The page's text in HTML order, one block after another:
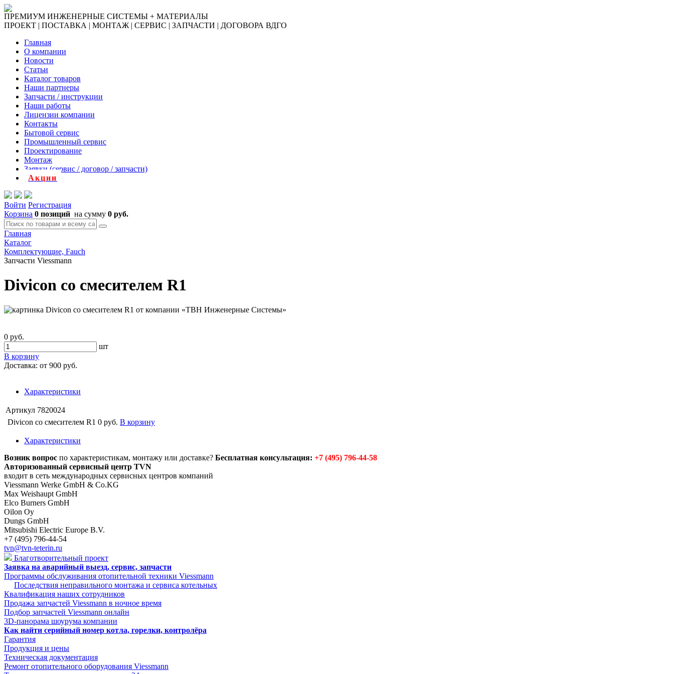
ПРЕМИУМ ИНЖЕНЕРНЫЕ СИСТЕМЫ + МАТЕРИАЛЫ
ПРОЕКТ | ПОСТАВКА | МОНТАЖ | СЕРВИС | ЗАПЧАСТИ | ДОГОВОРА ВДГО
Главная
О компании
Новости
Статьи
Каталог товаров
Наши партнеры
Запчасти / инструкции
Наши работы
Лицензии компании
Контакты
Бытовой сервис
Промышленный сервис
Проектирование
Монтаж
Заявки (сервис / договор / запчасти)
Акции
Войти Регистрация
Корзина 0 позиций на сумму 0 руб.
Главная
Каталог
Комплектующие, Fauch
Запчасти Viessmann
Divicon со смесителем R1
0 руб.
шт
В корзину
Доставка: от 900 руб.
Характеристики
Артикул 7820024
Divicon со смесителем R1 0 руб. В корзину
Характеристики
Возник вопрос по характеристикам, монтажу или доставке? Бесплатная консультация: +7 (495) 796-44-58
Авторизованный сервисный центр TVN
входит в сеть международных сервисных центров компаний
Viessmann Werke GmbH & Co.KG
Max Weishaupt GmbH
Elco Burners GmbH
Oilon Oy
Dungs GmbH
Mitsubishi Electric Europe B.V.
+7 (495) 796-44-54
tvn@tvn-teterin.ru
Благотворительный проект
Заявка на аварийный выезд, сервис, запчасти
Программы обслуживания отопительной техники Viessmann
Последствия неправильного монтажа и сервиса котельных
Квалификация наших сотрудников
Продажа запчастей Viessmann в ночное время
Подбор запчастей Viessmann онлайн
3D-панорама шоурума компании
Как найти серийный номер котла, горелки, контролёра
Гарантия
Продукция и цены
Техническая документация
Ремонт отопительного оборудования Viessmann